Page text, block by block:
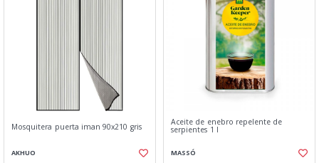
Mosquitera puerta iman 90x210 gris
AKHUO
Aceite de enebro repelente de
serpientes 1 l
MASSÓ